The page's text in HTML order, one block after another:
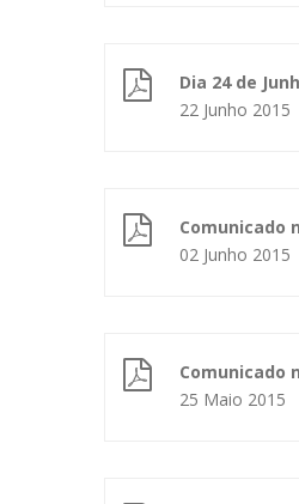
Dia 24 de
22 Junho 2015
Comunicado
02 Junho 2015
Comunicado
25 Maio 2015